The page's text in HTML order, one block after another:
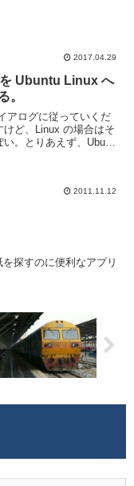
2017.04.29
Ubuntu Linux へ
。
アログに従っていくだ
けど、Linux の場合はそ
。とりあえず、Ubuntu
2011.11.12
探すのに便利なアプリ